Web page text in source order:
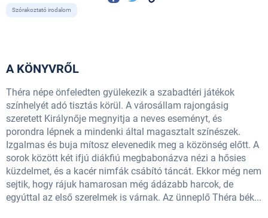
Szórakoztató irodalom
A KÖNYVRŐL
Théra népe önfeledten gyülekezik a szabadtéri játékok
színhelyét adó tisztás körül. A városállam rajongásig
szeretett Királynője megnyitja a neves eseményt, és
porondra lépnek a mindenki által magasztalt színészek.
Izgalmas és buja mítosz elevenedik meg a közönség előtt. A
sorok között két ifjú diákfiú megbabonázva nézi a hősies
küzdelmet, és a kacér nimfák csábító táncát. Ekkor még nem
sejtik, hogy rájuk hamarosan még ádázabb harcok, de
egyúttal az első szerelmek is várnak. Az ünneplő Théra bék...